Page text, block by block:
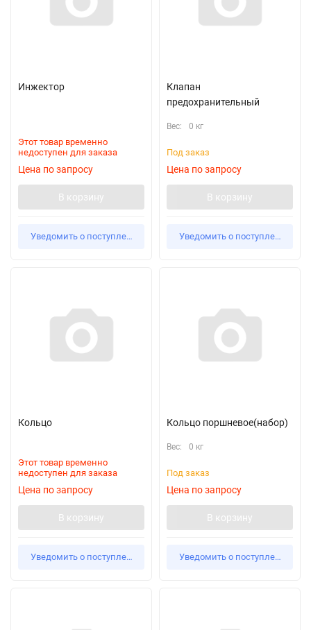
Инжектор
Этот товар временно
недоступен для заказа
Цена по запросу
В корзину
Уведомить о поступлении
Клапан
предохранительный
Вес: 0 кг
Под заказ
Цена по запросу
В корзину
Уведомить о поступлении
Кольцо
Этот товар временно
недоступен для заказа
Цена по запросу
В корзину
Уведомить о поступлении
Кольцо поршневое(набор)
Вес: 0 кг
Под заказ
Цена по запросу
В корзину
Уведомить о поступлении